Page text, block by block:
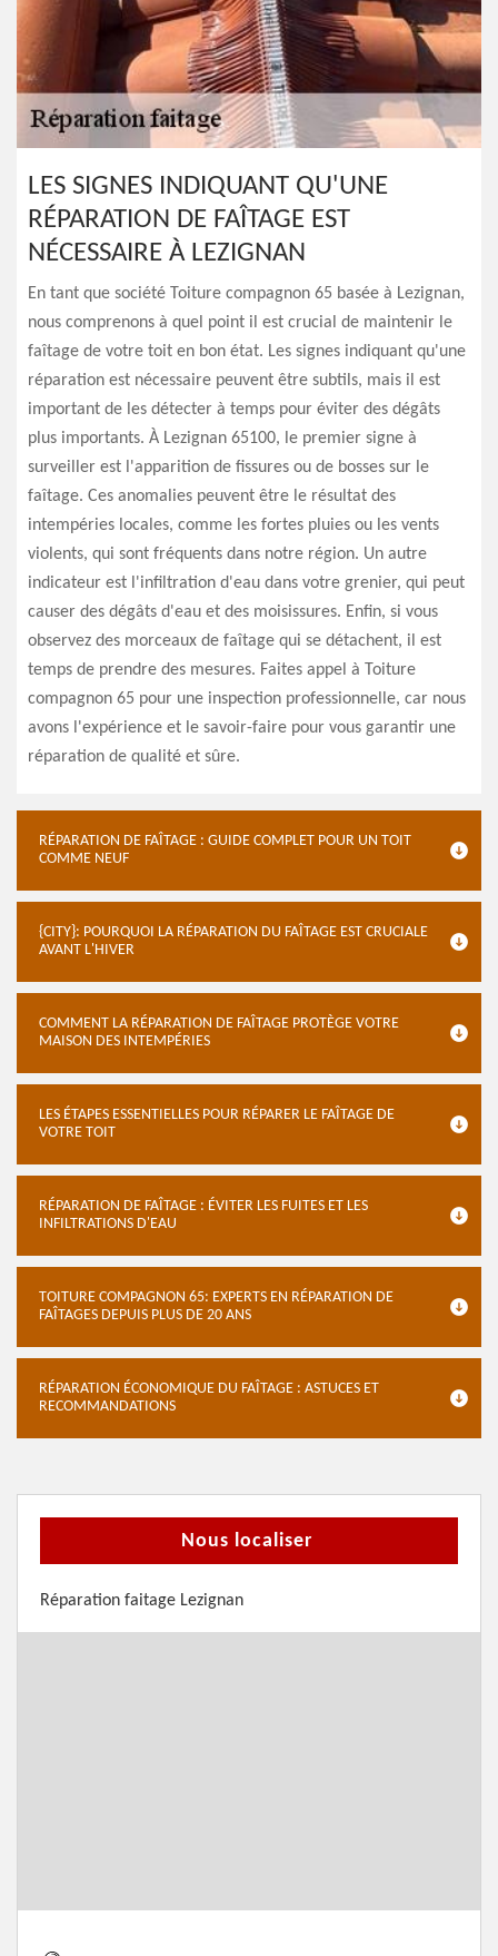
LES SIGNES INDIQUANT QU'UNE
RÉPARATION DE FAÎTAGE EST
NÉCESSAIRE À LEZIGNAN
En tant que société Toiture compagnon 65 basée à Lezignan,
nous comprenons à quel point il est crucial de maintenir le
faîtage de votre toit en bon état. Les signes indiquant qu'une
réparation est nécessaire peuvent être subtils, mais il est
important de les détecter à temps pour éviter des dégâts
plus importants. À Lezignan 65100, le premier signe à
surveiller est l'apparition de fissures ou de bosses sur le
faîtage. Ces anomalies peuvent être le résultat des
intempéries locales, comme les fortes pluies ou les vents
violents, qui sont fréquents dans notre région. Un autre
indicateur est l'infiltration d'eau dans votre grenier, qui peut
causer des dégâts d'eau et des moisissures. Enfin, si vous
observez des morceaux de faîtage qui se détachent, il est
temps de prendre des mesures. Faites appel à Toiture
compagnon 65 pour une inspection professionnelle, car nous
avons l'expérience et le savoir-faire pour vous garantir une
réparation de qualité et sûre.
RÉPARATION DE FAÎTAGE : GUIDE COMPLET POUR UN TOIT
COMME NEUF
{CITY}: POURQUOI LA RÉPARATION DU FAÎTAGE EST CRUCIALE
AVANT L'HIVER
COMMENT LA RÉPARATION DE FAÎTAGE PROTÈGE VOTRE
MAISON DES INTEMPÉRIES
LES ÉTAPES ESSENTIELLES POUR RÉPARER LE FAÎTAGE DE
VOTRE TOIT
RÉPARATION DE FAÎTAGE : ÉVITER LES FUITES ET LES
INFILTRATIONS D'EAU
TOITURE COMPAGNON 65: EXPERTS EN RÉPARATION DE
FAÎTAGES DEPUIS PLUS DE 20 ANS
RÉPARATION ÉCONOMIQUE DU FAÎTAGE : ASTUCES ET
RECOMMANDATIONS
Nous localiser
Réparation faitage Lezignan